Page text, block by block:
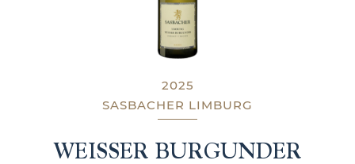
2025
SASBACHER LIMBURG
WEISSER BURGUNDER